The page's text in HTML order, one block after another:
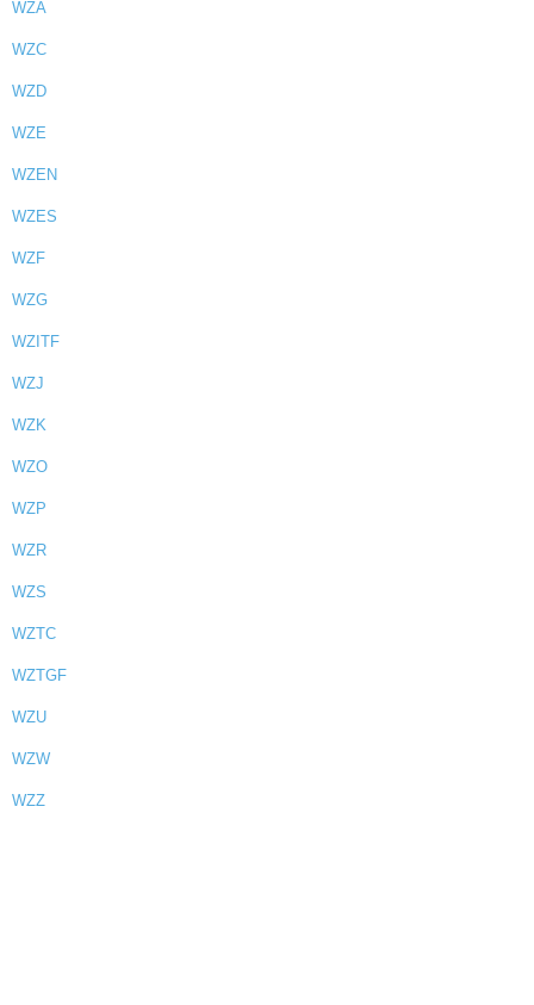
WZA
WZC
WZD
WZE
WZEN
WZES
WZF
WZG
WZITF
WZJ
WZK
WZO
WZP
WZR
WZS
WZTC
WZTGF
WZU
WZW
WZZ